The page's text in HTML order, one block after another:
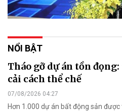
NỔI BẬT
Tháo gỡ dự án tồn
cải cách thể chế
07/08/2026 04:27
Hơn 1.000 dự án bất động sản